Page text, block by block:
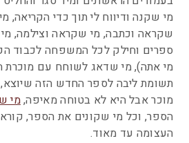
מי שקנה ודיווח לי תוך כדי הקריאה,
שקראה וכתבה, מי שקראה וצילמה,
ספרים וחילק לכל המשפחה לכבוד
מי אתה), מי שדאג לשוחח עם מוכרת
תשומת ליבה לספר החדש הזה
מוכר אבל היא לא בטוחה מאיפה,מי
הספר, וכל מי שקונים את הספר,
העצומה עד מאוד.